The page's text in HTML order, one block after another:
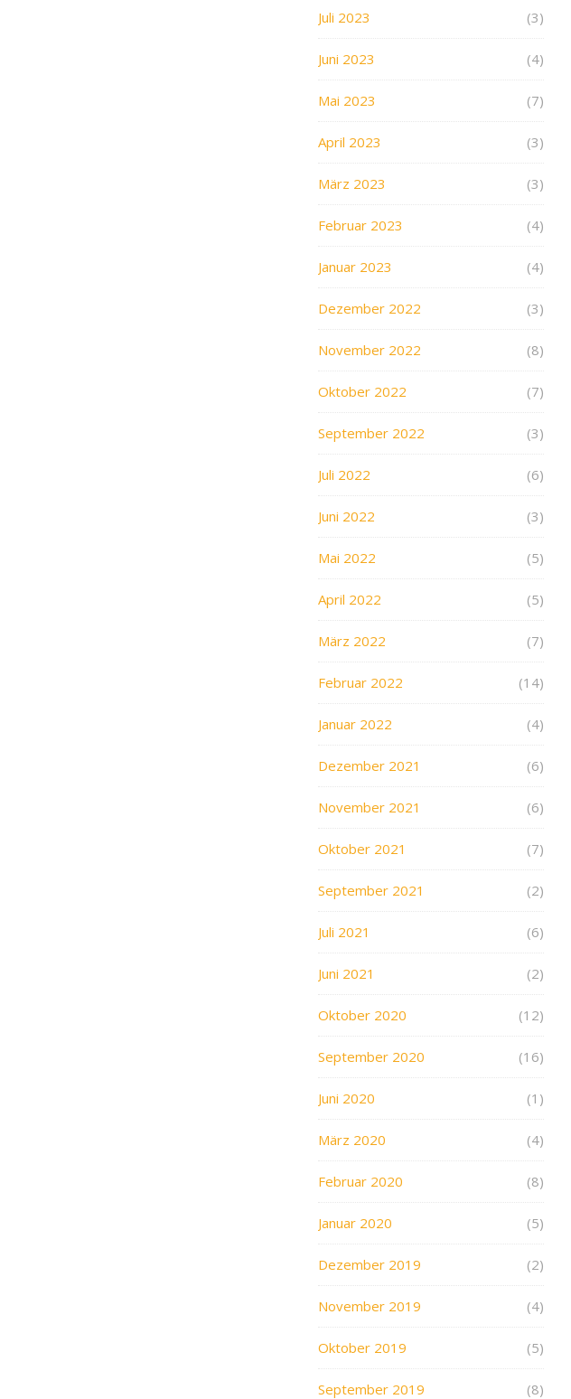
Juli 2023 (3)
Juni 2023 (4)
Mai 2023 (7)
April 2023 (3)
März 2023 (3)
Februar 2023 (4)
Januar 2023 (4)
Dezember 2022 (3)
November 2022 (8)
Oktober 2022 (7)
September 2022 (3)
Juli 2022 (6)
Juni 2022 (3)
Mai 2022 (5)
April 2022 (5)
März 2022 (7)
Februar 2022 (14)
Januar 2022 (4)
Dezember 2021 (6)
November 2021 (6)
Oktober 2021 (7)
September 2021 (2)
Juli 2021 (6)
Juni 2021 (2)
Oktober 2020 (12)
September 2020 (16)
Juni 2020 (1)
März 2020 (4)
Februar 2020 (8)
Januar 2020 (5)
Dezember 2019 (2)
November 2019 (4)
Oktober 2019 (5)
September 2019 (8)